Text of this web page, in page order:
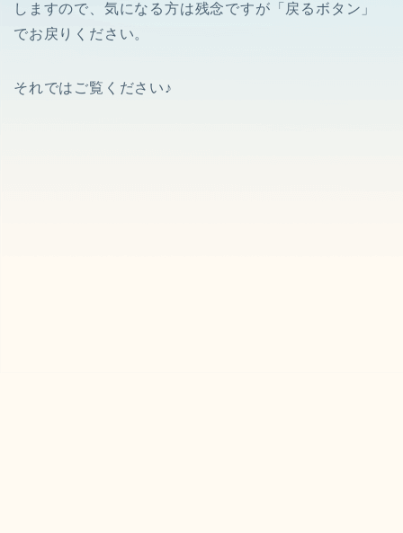
しますので、気になる方は残念ですが「戻るボタン」
でお戻りください。
それではご覧ください♪